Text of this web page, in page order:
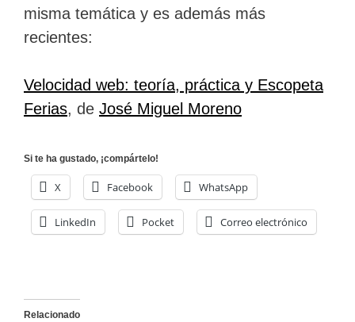
misma temática y es además más
recientes:
Velocidad web: teoría, práctica y Escopeta
Ferias, de José Miguel Moreno
Si te ha gustado, ¡compártelo!
X Facebook WhatsApp
LinkedIn Pocket Correo electrónico
Relacionado